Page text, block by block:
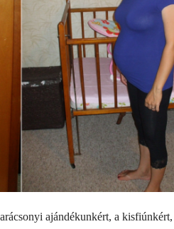
ajándékunkért, a